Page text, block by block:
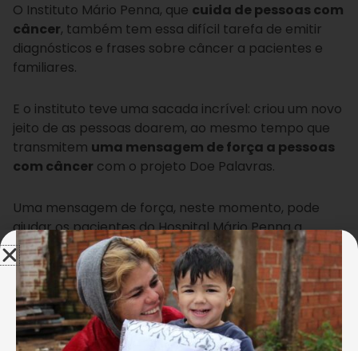
O Instituto Mário Penna, que cuida de pessoas com
câncer, também tem essa difícil tarefa de emitir
diagnósticos e frases sobre câncer a pacientes e
familiares.
E o instituto teve uma sacada incrível: criou um novo
jeito de as pessoas doarem, ao mesmo tempo que
transmitem uma mensagem de força a pessoas
com câncer com o projeto Doe Palavras.
Uma mensagem de força, neste momento, pode
ajudar os pacientes do Hospital Mário Penna a
acreditarem cada vez mais que a cura é possível.
Assim, eles seguem mais fortes para a recuperação.
Doe Palavras: a participação da sociedade
Arte: Elias Paulo